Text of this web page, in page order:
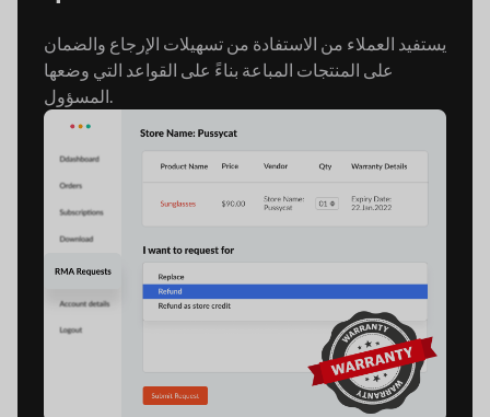
يستفيد العملاء من الاستفادة من تسهيلات الإرجاع والضمان
على المنتجات المباعة بناءً على القواعد التي وضعها
المسؤول.